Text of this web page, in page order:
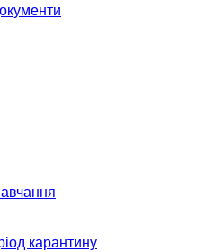
карантину